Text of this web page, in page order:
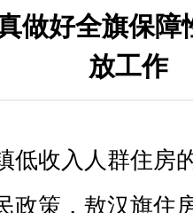
做好全旗保障
放工作
低收入人群住房
政策，敖汉旗住